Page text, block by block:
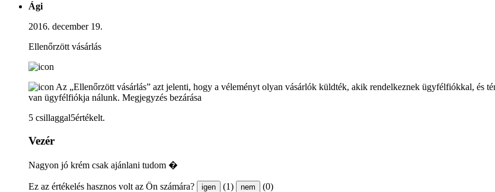
Ági
2016. december 19.
Ellenőrzött vásárlás
Az „Ellenőrzött vásárlás” azt jelenti, hogy a véleményt olyan vásárlók küldték, akik rendelkeznek ügyfélfiókkal, és
van ügyfélfiókja nálunk. Megjegyzés bezárása
5 csillaggal5értékelt.
Vezér
Nagyon jó krém csak ajánlani tudom �
Ez az értékelés hasznos volt az Ön számára? igen (1) nem (0)